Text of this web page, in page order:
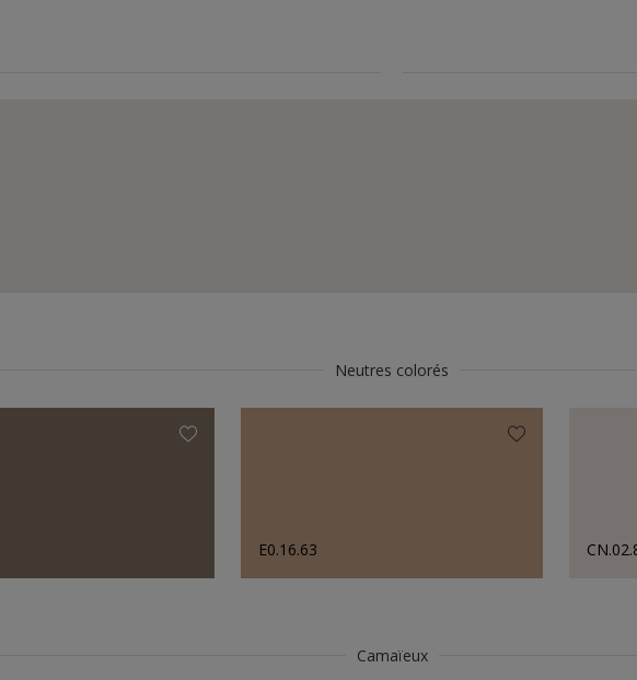
Neutres colorés
E0.16.63
Camaïeux